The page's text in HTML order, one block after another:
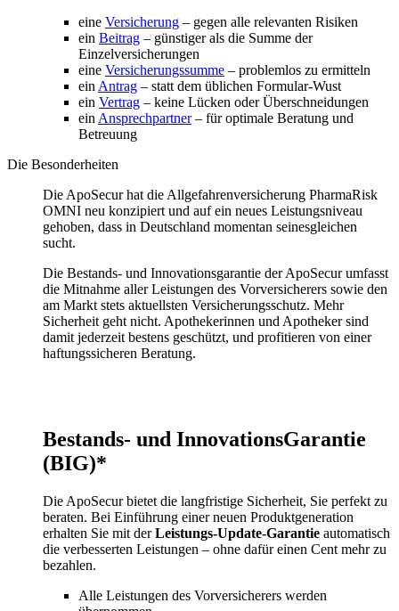
eine Versicherung – gegen alle relevanten Risiken
ein Beitrag – günstiger als die Summe der
Einzelversicherungen
eine Versicherungssumme – problemlos zu ermitteln
ein Antrag – statt dem üblichen Formular-Wust
ein Vertrag – keine Lücken oder Überschneidungen
ein Ansprechpartner– für optimale Beratung und
Betreuung
Die Besonderheiten
Die ApoSecur hat die Allgefahrenversicherung PharmaRisk
OMNI neu konzipiert und auf ein neues Leistungsniveau
gehoben, dass in Deutschland momentan seinesgleichen
sucht.
Die Bestands- und Innovationsgarantie der ApoSecur umfasst
die Mitnahme aller Leistungen des Vorversicherers sowie den
am Markt stets aktuellsten Versicherungsschutz. Mehr
Sicherheit geht nicht. Apothekerinnen und Apotheker sind
damit jederzeit bestens geschützt, und profitieren von einer
haftungssicheren Beratung.
Bestands- und InnovationsGarantie
(BIG)*
Die ApoSecur bietet die langfristige Sicherheit, Sie perfekt zu
beraten. Bei Einführung einer neuen Produktgeneration
erhalten Sie mit derLeistungs-Update-Garantie automatisch
die verbesserten Leistungen – ohne dafür einen Cent mehr zu
bezahlen.
Alle Leistungen des Vorversicherers werden